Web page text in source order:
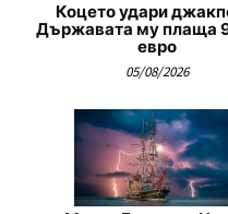
Коцето удари
Държавата му плаща
евро
05/08/2026